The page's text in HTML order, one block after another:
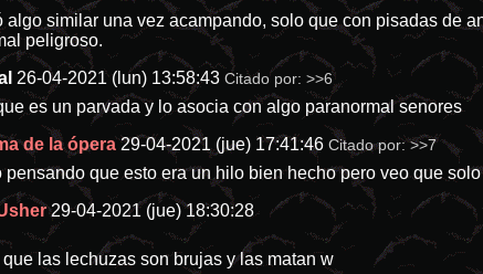
algo similar una vez acampando, solo que con pisadas de
peligroso.
26-04-2021 (lun) 13:58:43 Citado por:>>6
es un parvada y lo asocia con algo paranormal senores
de la ópera 29-04-2021 (jue) 17:41:46 Citado por:>>7
pensando que esto era un hilo bien hecho pero veo que
29-04-2021 (jue) 18:30:28
las lechuzas son brujas y las matan w